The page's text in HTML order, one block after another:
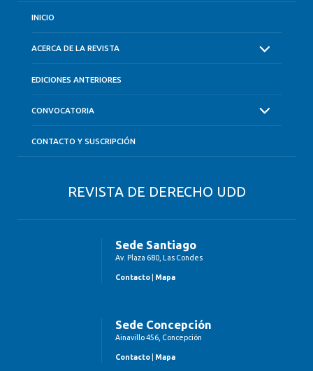
INICIO
ACERCA DE LA REVISTA
EDICIONES ANTERIORES
CONVOCATORIA
CONTACTO Y SUSCRIPCIÓN
REVISTA DE DERECHO UDD
Sede Santiago
Av. Plaza 680, Las Condes
Contacto Mapa
Sede Concepción
Ainavillo 456, Concepción
Contacto Mapa